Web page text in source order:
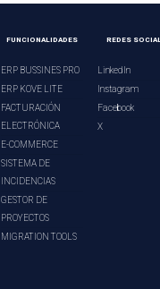
FUNCIONALIDADES
ERP BUSSINES PRO
ERP KOVE LITE
FACTURACIÓN
ELECTRÓNICA
E-COMMERCE
SISTEMA DE
INCIDENCIAS
GESTOR DE
PROYECTOS
MIGRATION TOOLS
REDES
LinkedIn
Instagram
Facebook
X